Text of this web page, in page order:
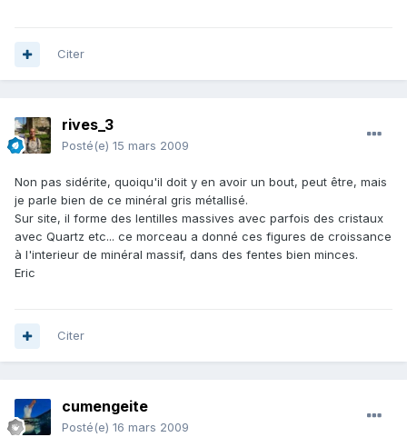
Citer
rives_3
Posté(e) 15 mars 2009
Non pas sidérite, quoiqu'il doit y en avoir un bout, peut être, mais
je parle bien de ce minéral gris métallisé.
Sur site, il forme des lentilles massives avec parfois des cristaux
avec Quartz etc... ce morceau a donné ces figures de croissance
à l'interieur de minéral massif, dans des fentes bien minces.
Eric
Citer
cumengeite
Posté(e) 16 mars 2009